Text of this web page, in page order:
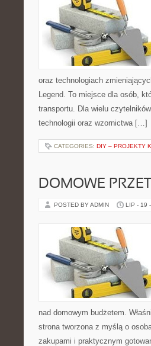
oraz technologiach
Legend. To miejsce dla osób,
transportu. Dla wielu
technologii oraz wzornictwa […]
CATEGORIES: DIY – PROJEKTY
DOMOWE
POSTED BY ADMIN LIP - 19
nad domowym budżetem.
strona tworzona z myślą o
zakupami i praktycznym